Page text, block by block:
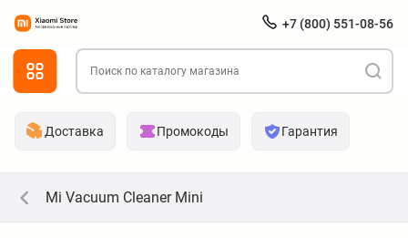
+7 (800) 551-08-56
Доставка Промокоды Гарантия
Mi Vacuum Cleaner Mini